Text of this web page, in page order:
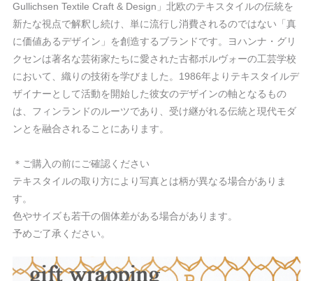
Gullichsen Textile Craft & Design」北欧のテキスタイルの伝統を
新たな視点で解釈し続け、単に流行し消費されるのではない「真
に価値あるデザイン」を創造するブランドです。ヨハンナ・グリ
クセンは著名な芸術家たちに愛された古都ボルヴォーの工芸学校
において、織りの技術を学びました。1986年よりテキスタイルデ
ザイナーとして活動を開始した彼女のデザインの軸となるもの
は、フィンランドのルーツであり、受け継がれる伝統と現代モダ
ンとを融合されることにあります。
＊ご購入の前にご確認ください
テキスタイルの取り方により写真とは柄が異なる場合がありま
す。
色やサイズも若干の個体差がある場合があります。
予めご了承ください。